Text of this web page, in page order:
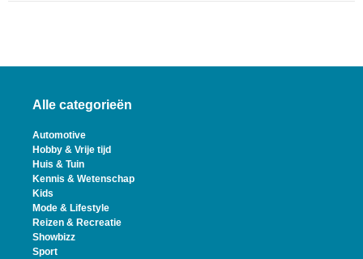
Alle categorieën
Automotive
Hobby & Vrije tijd
Huis & Tuin
Kennis & Wetenschap
Kids
Mode & Lifestyle
Reizen & Recreatie
Showbizz
Sport